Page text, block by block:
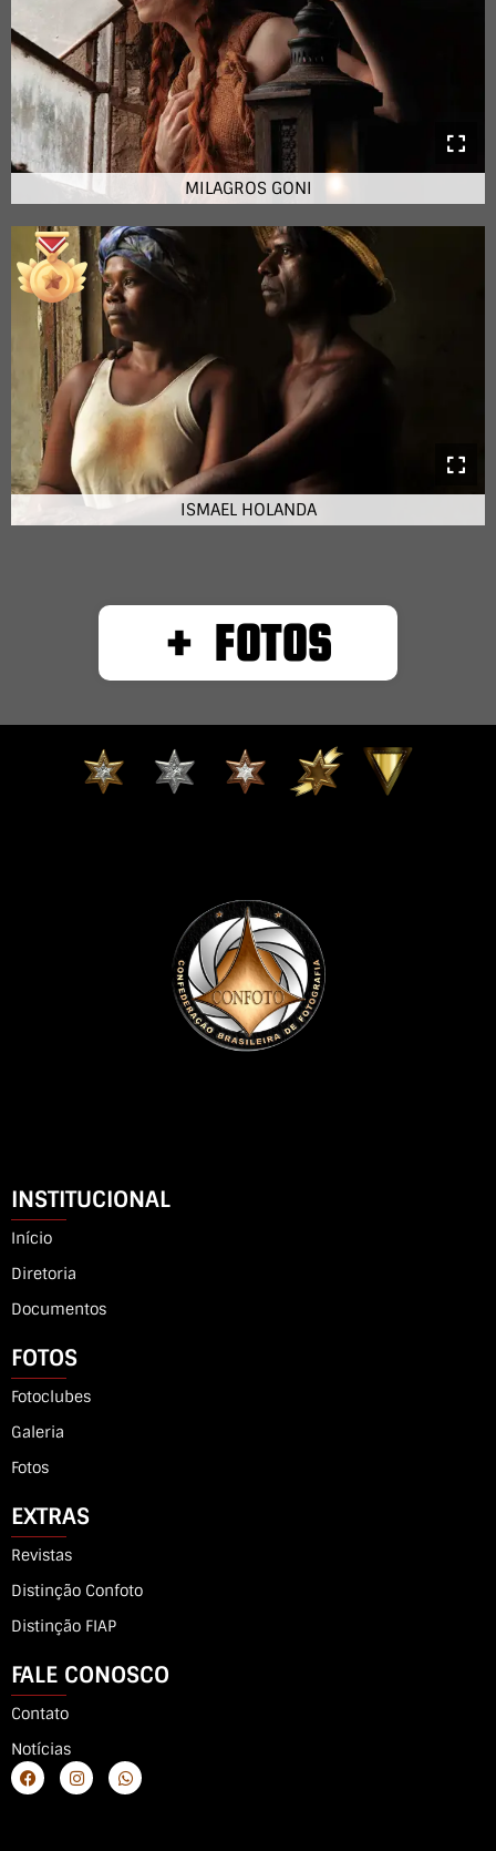
MILAGROS GONI
ISMAEL HOLANDA
+ FOTOS
INSTITUCIONAL
Início
Diretoria
Documentos
FOTOS
Fotoclubes
Galeria
Fotos
EXTRAS
Revistas
Distinção Confoto
Distinção FIAP
FALE CONOSCO
Contato
Notícias
F
a
c
I
n
s
W
h
a